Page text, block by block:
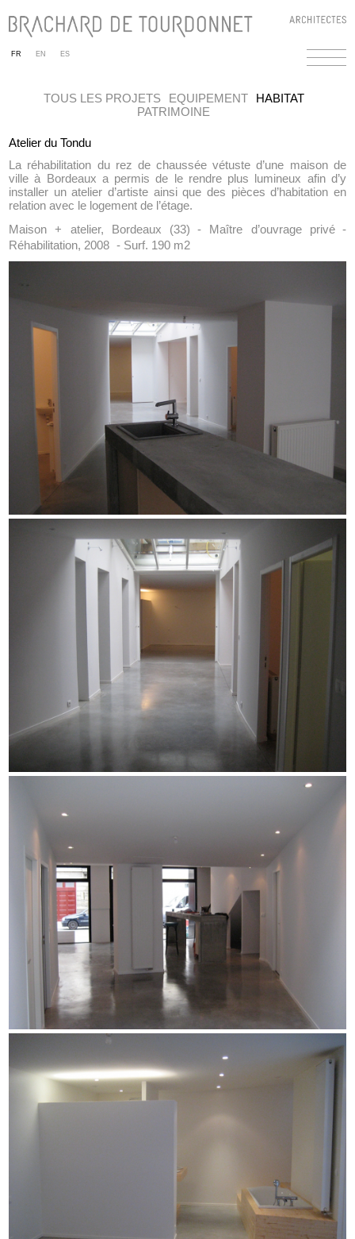
FR EN ES
TOUS LES PROJETS EQUIPEMENT
HABITAT
PATRIMOINE
Atelier du Tondu
La réhabilitation du rez de chaussée vétuste d’une maison de
ville à Bordeaux a permis de le rendre plus lumineux afin d’y
installer un atelier d’artiste ainsi que des pièces d’habitation en
relation avec le logement de l’étage.
Maison + atelier, Bordeaux (33) - Maître d’ouvrage privé -
Réhabilitation, 2008 - Surf. 190 m2